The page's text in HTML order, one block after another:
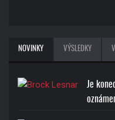
NOVINKY VÝSLEDKY
Je